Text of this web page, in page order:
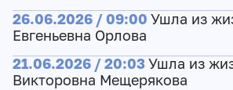
26.06.2026 / 09:00 Ушла из
Евгеньевна Орлова
21.06.2026 / 20:03Ушла из
Викторовна Мещерякова